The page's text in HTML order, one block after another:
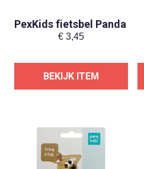
PexKids fietsbel Panda
€ 3,45
BEKIJK ITEM